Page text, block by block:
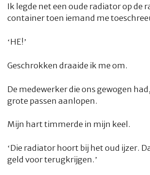
Ik legde net een oude radiator op de
container toen iemand me
‘HE!’
Geschrokken draaide ik me om.
De medewerker die ons gewogen
grote passen aanlopen.
Mijn hart timmerde in mijn keel.
‘Die radiator hoort bij het oud ijzer.
geld voor terugkrijgen.’